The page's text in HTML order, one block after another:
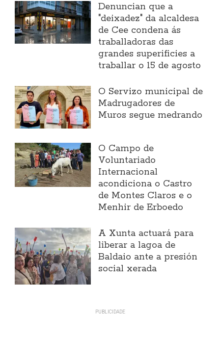
Denuncian que a
"deixadez" da alcaldesa
de Cee condena ás
traballadoras das
grandes superificies a
traballar o 15 de agosto
O Servizo municipal de
Madrugadores de
Muros segue medrando
O Campo de
Voluntariado
Internacional
acondiciona o Castro
de Montes Claros e o
Menhir de Erboedo
A Xunta actuará para
liberar a lagoa de
Baldaio ante a presión
social xerada